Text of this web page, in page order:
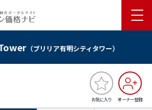
（ブリリア有明シティタワー）
お気に入り オーナー登録